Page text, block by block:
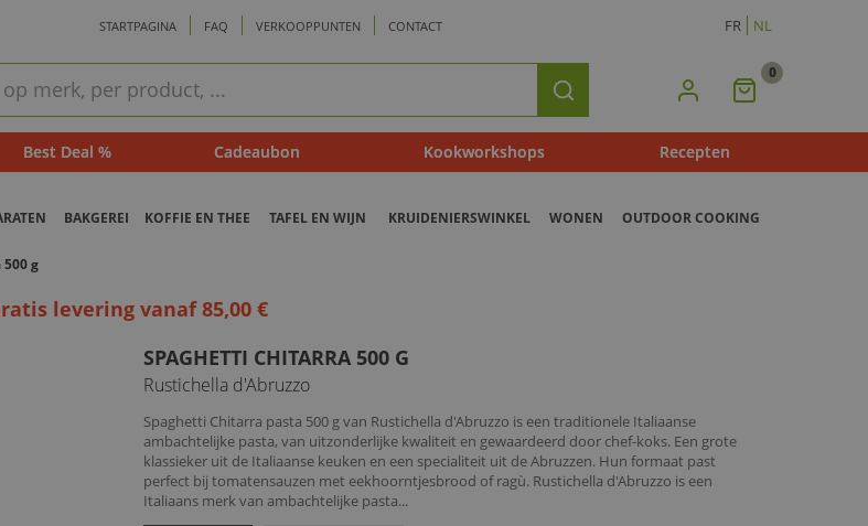
STARTPAGINA FAQ VERKOOPPUNTEN CONTACT FR NL
Zoeken Mijn
0
Best Deal % Cadeaubon Kookworkshops Recepten
BAKGEREI KOFFIE EN THEE TAFEL EN WIJN KRUIDENIERSWINKEL WONEN OUTDOOR COOKING
g
levering vanaf 85,00 €
SPAGHETTI CHITARRA 500 G
Rustichella d'Abruzzo
Spaghetti Chitarra pasta 500 g van Rustichella d'Abruzzo is een traditionele Italiaanse
ambachtelijke pasta, van uitzonderlijke kwaliteit en gewaardeerd door chef-koks. Een grote
klassieker uit de Italiaanse keuken en een specialiteit uit de Abruzzen. Hun formaat past
perfect bij tomatensauzen met eekhoorntjesbrood of ragù. Rustichella d'Abruzzo is een
Italiaans merk van ambachtelijke pasta...